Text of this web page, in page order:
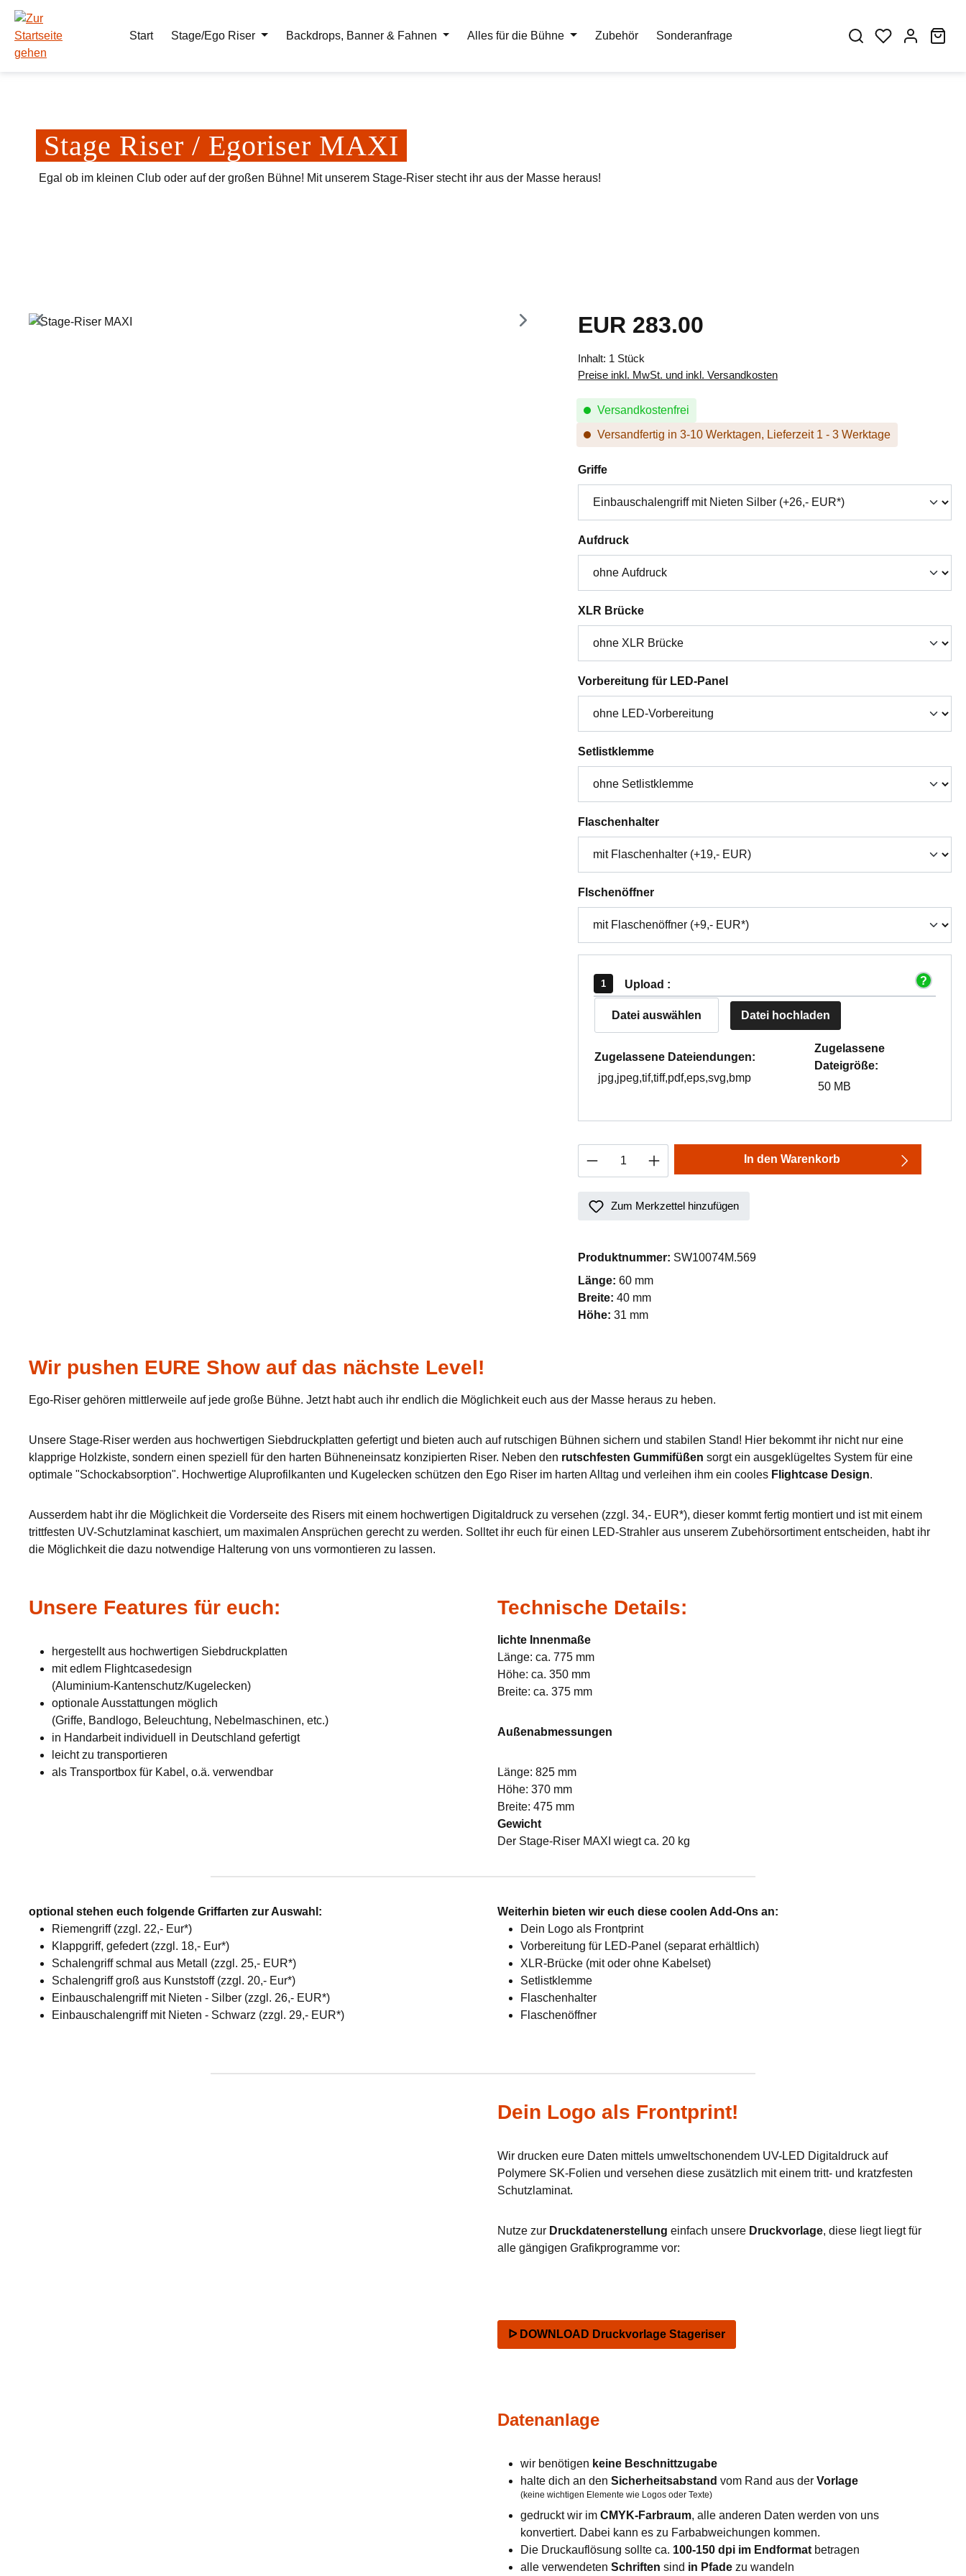
Hauptinhalt springen
Zur Suche springen
Zur Hauptnavigation springen
Start
Stage/Ego Riser Backdrops, Banner & Fahnen Alles für die Bühne Zubehör Sonderanfrage
Stage Riser / Egoriser MAXI
Egal ob im kleinen Club oder auf der großen Bühne! Mit unserem Stage-Riser stecht ihr aus der Masse heraus!
Bildergalerie überspringen Regulärer Preis:
EUR 283.00
Inhalt: 1 Stück
Preise inkl. MwSt. und inkl. Versandkosten
Versandkostenfrei
Versandfertig in 3-10 Werktagen, Lieferzeit 1 - 3 Werktage
Griffeauswählen
Aufdruckauswählen
XLR Brückeauswählen
Vorbereitung für LED-Panelauswählen
Setlistklemmeauswählen
Flaschenhalterauswählen
Flschenöffnerauswählen
Upload :
Datei auswählen Datei hochladen
Zugelassene Dateiendungen:
jpg,jpeg,tif,tiff,pdf,eps,svg,bmp
Zugelassene
Dateigröße:
50 MB
Produkt Anzahl: Gib den gewünschten Wert ein
In den Warenkorb
Zum Merkzettel hinzufügen
Produktnummer: SW10074M.569
Länge: 60 mm
Breite: 40 mm
Höhe: 31 mm
Wir pushen EURE Show auf das nächste Level!
Ego-Riser gehören mittlerweile auf jede große Bühne. Jetzt habt auch ihr endlich die Möglichkeit euch aus der Masse heraus zu heben.
Unsere Stage-Riser werden aus hochwertigen Siebdruckplatten gefertigt und bieten auch auf rutschigen Bühnen sichern und stabilen Stand! Hier bekommt ihr nicht nur eine
klapprige Holzkiste, sondern einen speziell für den harten Bühneneinsatz konzipierten Riser. Neben den rutschfesten Gummifüßen sorgt ein ausgeklügeltes System für eine
optimale "Schockabsorption". Hochwertige Aluprofilkanten und Kugelecken schützen den Ego Riser im harten Alltag und verleihen ihm ein cooles Flightcase Design.
Ausserdem habt ihr die Möglichkeit die Vorderseite des Risers mit einem hochwertigen Digitaldruck zu versehen (zzgl. 34,- EUR*), dieser kommt fertig montiert und ist mit einem
trittfesten UV-Schutzlaminat kaschiert, um maximalen Ansprüchen gerecht zu werden. Solltet ihr euch für einen LED-Strahler aus unserem Zubehörsortiment entscheiden, habt ihr
die Möglichkeit die dazu notwendige Halterung von uns vormontieren zu lassen.
Unsere Features für euch:
hergestellt aus hochwertigen Siebdruckplatten
mit edlem Flightcasedesign
(Aluminium-Kantenschutz/Kugelecken)
optionale Ausstattungen möglich
(Griffe, Bandlogo, Beleuchtung, Nebelmaschinen, etc.)
in Handarbeit individuell in Deutschland gefertigt
leicht zu transportieren
als Transportbox für Kabel, o.ä. verwendbar
Technische Details:
lichte Innenmaße
Länge: ca. 775 mm
Höhe: ca. 350 mm
Breite: ca. 375 mm
Außenabmessungen
Länge: 825 mm
Höhe: 370 mm
Breite: 475 mm
Gewicht
Der Stage-Riser MAXI wiegt ca. 20 kg
optional stehen euch folgende Griffarten zur Auswahl:
Riemengriff (zzgl. 22,- Eur*)
Klappgriff, gefedert (zzgl. 18,- Eur*)
Schalengriff schmal aus Metall (zzgl. 25,- EUR*)
Schalengriff groß aus Kunststoff (zzgl. 20,- Eur*)
Einbauschalengriff mit Nieten - Silber (zzgl. 26,- EUR*)
Einbauschalengriff mit Nieten - Schwarz (zzgl. 29,- EUR*)
Weiterhin bieten wir euch diese coolen Add-Ons an:
Dein Logo als Frontprint
Vorbereitung für LED-Panel (separat erhältlich)
XLR-Brücke (mit oder ohne Kabelset)
Setlistklemme
Flaschenhalter
Flaschenöffner
Dein Logo als Frontprint!
Wir drucken eure Daten mittels umweltschonendem UV-LED Digitaldruck auf
Polymere SK-Folien und versehen diese zusätzlich mit einem tritt- und kratzfesten
Schutzlaminat.
Nutze zur Druckdatenerstellung einfach unsere Druckvorlage, diese liegt liegt für
alle gängigen Grafikprogramme vor:
ᐅ DOWNLOAD Druckvorlage Stageriser
Datenanlage
wir benötigen keine Beschnittzugabe
halte dich an den Sicherheitsabstand vom Rand aus der Vorlage
(keine wichtigen Elemente wie Logos oder Texte)
gedruckt wir im CMYK-Farbraum, alle anderen Daten werden von uns
konvertiert. Dabei kann es zu Farbabweichungen kommen.
Die Druckauflösung sollte ca. 100-150 dpi im Endformat betragen
alle verwendeten Schriften sind in Pfade zu wandeln